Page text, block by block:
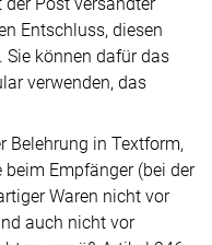
Entschluss, diesen
Sie können dafür das
verwenden, das
Belehrung in Textform,
Empfänger (bei der
Waren nicht vor
auch nicht vor